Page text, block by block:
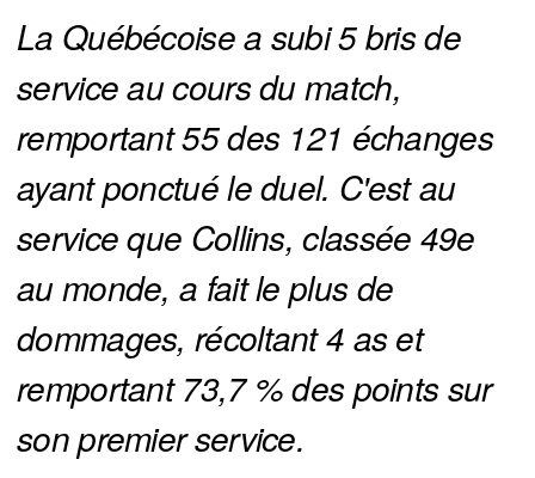
La Québécoise a subi 5 bris de
service au cours du match,
remportant 55 des 121 échanges
ayant ponctué le duel. C'est au
service que Collins, classée 49e
au monde, a fait le plus de
dommages, récoltant 4 as et
remportant 73,7 % des points sur
son premier service.